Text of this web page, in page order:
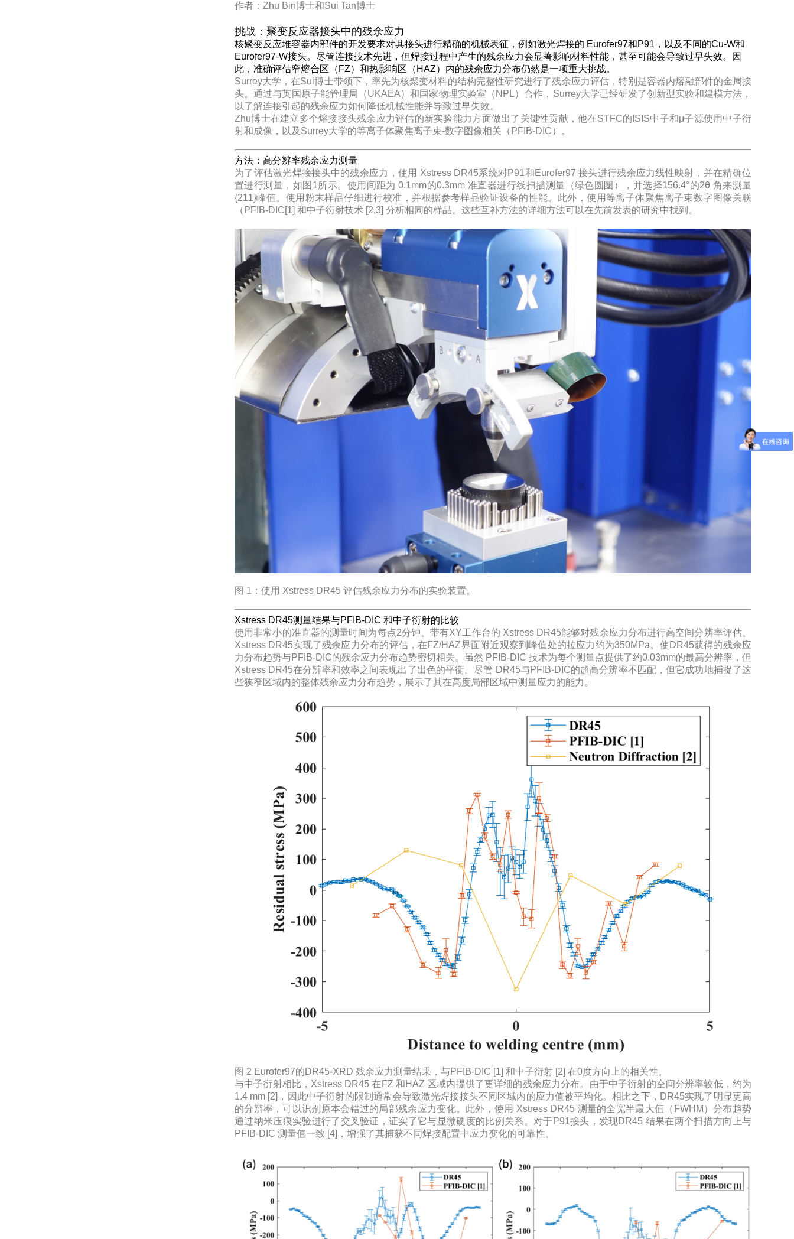
作者：Zhu Bin博士和Sui Tan博士
挑战：聚变反应器接头中的残余应力
核聚变反应堆容器内部件的开发要求对其接头进行精确的机械表征，例如激光焊接的 Eurofer97和P91，以及不同的Cu-W和
Eurofer97-W接头。尽管连接技术先进，但焊接过程中产生的残余应力会显著影响材料性能，甚至可能会导致过早失效。因
此，准确评估窄熔合区（FZ）和热影响区（HAZ）内的残余应力分布仍然是一项重大挑战。
Surrey大学，在Sui博士带领下，率先为核聚变材料的结构完整性研究进行了残余应力评估，特别是容器内熔融部件的金属接
头。通过与英国原子能管理局（UKAEA）和国家物理实验室（NPL）合作，Surrey大学已经研发了创新型实验和建模方法，
以了解连接引起的残余应力如何降低机械性能并导致过早失效。
Zhu博士在建立多个熔接接头残余应力评估的新实验能力方面做出了关键性贡献，他在STFC的ISIS中子和μ子源使用中子衍
射和成像，以及Surrey大学的等离子体聚焦离子束-数字图像相关（PFIB-DIC）。
方法：高分辨率残余应力测量
为了评估激光焊接接头中的残余应力，使用 Xstress DR45系统对P91和Eurofer97 接头进行残余应力线性映射，并在精确位
置进行测量，如图1所示。使用间距为 0.1mm的0.3mm 准直器进行线扫描测量（绿色圆圈），并选择156.4°的2θ 角来测量
{211}峰值。使用粉末样品仔细进行校准，并根据参考样品验证设备的性能。此外，使用等离子体聚焦离子束数字图像关联
（PFIB-DIC[1] 和中子衍射技术 [2,3] 分析相同的样品。这些互补方法的详细方法可以在先前发表的研究中找到。
图 1：使用 Xstress DR45 评估残余应力分布的实验装置。
Xstress DR45测量结果与PFIB-DIC 和中子衍射的比较
使用非常小的准直器的测量时间为每点2分钟。带有XY工作台的 Xstress DR45能够对残余应力分布进行高空间分辨率评估。
Xstress DR45实现了残余应力分布的评估，在FZ/HAZ界面附近观察到峰值处的拉应力约为350MPa。使DR45获得的残余应
力分布趋势与PFIB-DIC的残余应力分布趋势密切相关。虽然 PFIB-DIC 技术为每个测量点提供了约0.03mm的最高分辨率，但
Xstress DR45在分辨率和效率之间表现出了出色的平衡。尽管 DR45与PFIB-DIC的超高分辨率不匹配，但它成功地捕捉了这
些狭窄区域内的整体残余应力分布趋势，展示了其在高度局部区域中测量应力的能力。
图 2 Eurofer97的DR45-XRD 残余应力测量结果，与PFIB-DIC [1] 和中子衍射 [2] 在0度方向上的相关性。
与中子衍射相比，Xstress DR45 在FZ 和HAZ 区域内提供了更详细的残余应力分布。由于中子衍射的空间分辨率较低，约为
1.4 mm [2]，因此中子衍射的限制通常会导致激光焊接接头不同区域内的应力值被平均化。相比之下，DR45实现了明显更高
的分辨率，可以识别原本会错过的局部残余应力变化。此外，使用 Xstress DR45 测量的全宽半最大值（FWHM）分布趋势
通过纳米压痕实验进行了交叉验证，证实了它与显微硬度的比例关系。对于P91接头，发现DR45 结果在两个扫描方向上与
PFIB-DIC 测量值一致 [4]，增强了其捕获不同焊接配置中应力变化的可靠性。